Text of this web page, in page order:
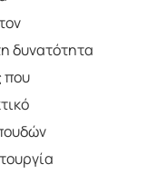
δυνατότητα
που